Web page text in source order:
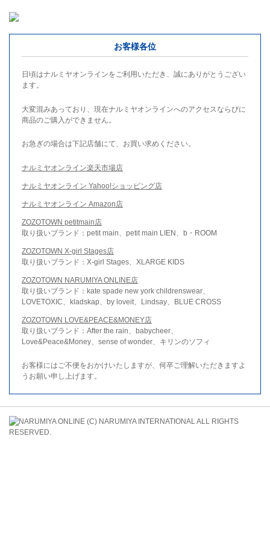
お客様各位
日頃はナルミヤオンラインをご利用いただき、誠にありがとうござい
ます。
大変混みあっており、現在ナルミヤオンラインへのアクセスならびに
商品のご購入ができません。
お急ぎの場合は下記店舗にて、お買い求めください。
ナルミヤオンライン楽天市場店
ナルミヤオンライン Yahoo!ショッピング店
ナルミヤオンライン Amazon店
ZOZOTOWN petitmain店
取り扱いブランド：petit main、petit main LIEN、b・ROOM
ZOZOTOWN X-girl Stages店
取り扱いブランド：X-girl Stages、XLARGE KIDS
ZOZOTOWN NARUMIYA ONLINE店
取り扱いブランド：kate spade new york childrenswear、
LOVETOXIC、kladskap、by loveit、Lindsay、BLUE CROSS
ZOZOTOWN LOVE&PEACE&MONEY店
取り扱いブランド：After the rain、babycheer、
Love&Peace&Money、sense of wonder、キリンのソフィ
お客様にはご不便をおかけいたしますが、何卒ご理解いただきますよ
うお願い申し上げます。